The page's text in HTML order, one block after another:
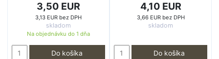
3,50 EUR
3,13 EUR bez DPH
skladom
Na objednávku do 1 dňa
Do košíka
4,10 EUR
3,66 EUR bez DPH
skladom
Do košíka